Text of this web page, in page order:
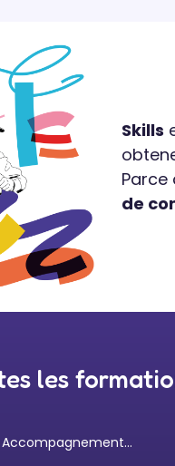
Skills
Parce
de
les
Bilan de